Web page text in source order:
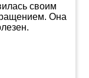
своим
Она